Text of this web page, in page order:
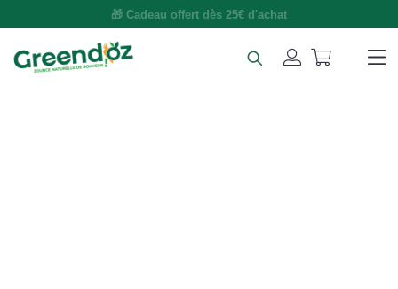
🚚 Livraison gratuite dès 49€ d'achat